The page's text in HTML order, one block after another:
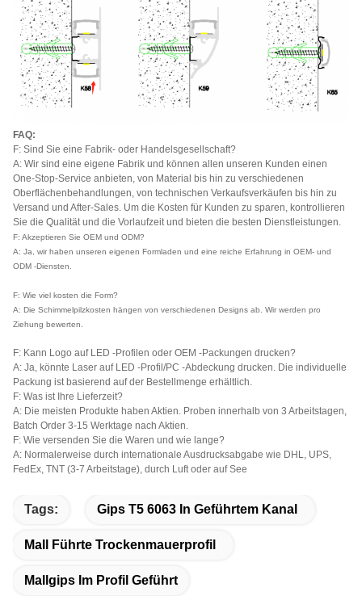
FAQ:
F: Sind Sie eine Fabrik- oder Handelsgesellschaft?
A: Wir sind eine eigene Fabrik und können allen unseren Kunden einen
One-Stop-Service anbieten, von Material bis hin zu verschiedenen
Oberflächenbehandlungen, von technischen Verkaufsverkäufen bis hin zu
Versand und After-Sales. Um die Kosten für Kunden zu sparen, kontrollieren
Sie die Qualität und die Vorlaufzeit und bieten die besten Dienstleistungen.
F: Akzeptieren Sie OEM und ODM?
A: Ja, wir haben unseren eigenen Formladen und eine reiche Erfahrung in OEM- und
ODM -Diensten.
F: Wie viel kosten die Form?
A: Die Schimmelpilzkosten hängen von verschiedenen Designs ab. Wir werden pro
Ziehung bewerten.
F: Kann Logo auf LED -Profilen oder OEM -Packungen drucken?
A: Ja, könnte Laser auf LED -Profil/PC -Abdeckung drucken. Die individuelle
Packung ist basierend auf der Bestellmenge erhältlich.
F: Was ist Ihre Lieferzeit?
A: Die meisten Produkte haben Aktien. Proben innerhalb von 3 Arbeitstagen,
Batch Order 3-15 Werktage nach Aktien.
F: Wie versenden Sie die Waren und wie lange?
A: Normalerweise durch internationale Ausdrucksabgabe wie DHL, UPS,
FedEx, TNT (3-7 Arbeitstage), durch Luft oder auf See
Tags: Gips T5 6063 In Geführtem Kanal
Mall Führte Trockenmauerprofil
Mallgips Im Profil Geführt